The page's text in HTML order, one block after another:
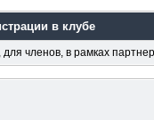
в клубе
для членов, в рамках